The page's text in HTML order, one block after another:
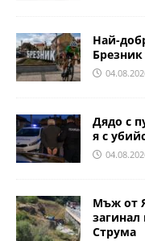
Най-
Дядо с
я с
Мъж от
загинал
Струма